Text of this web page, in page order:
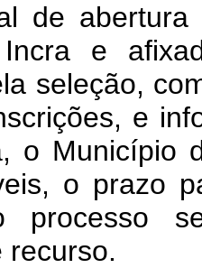
de
e
seleção,
e
o Município
o prazo
processo
recurso.